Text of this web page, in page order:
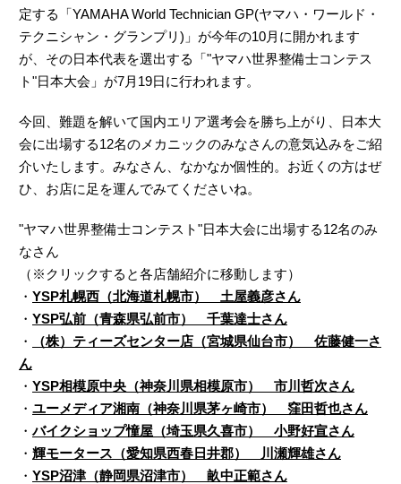
定する「YAMAHA World Technician GP(ヤマハ・ワールド・
テクニシャン・グランプリ)」が今年の10月に開かれます
が、その日本代表を選出する「"ヤマハ世界整備士コンテス
ト"日本大会」が7月19日に行われます。
今回、難題を解いて国内エリア選考会を勝ち上がり、日本大
会に出場する12名のメカニックのみなさんの意気込みをご紹
介いたします。みなさん、なかなか個性的。お近くの方はぜ
ひ、お店に足を運んでみてくださいね。
"ヤマハ世界整備士コンテスト"日本大会に出場する12名のみ
なさん
（※クリックすると各店舗紹介に移動します）
・ YSP札幌西（北海道札幌市） 土屋義彦さん
・ YSP弘前（青森県弘前市） 千葉達士さん
・
（株）ティーズセンター店（宮城県仙台市） 佐藤健一さ
ん
・ YSP相模原中央（神奈川県相模原市） 市川哲次さん
・ ユーメディア湘南（神奈川県茅ヶ崎市） 窪田哲也さん
・バイクショップ憧屋（埼玉県久喜市） 小野好宣さん
・ 輝モータース（愛知県西春日井郡） 川瀬輝雄さん
・ YSP沼津（静岡県沼津市） 畝中正範さん